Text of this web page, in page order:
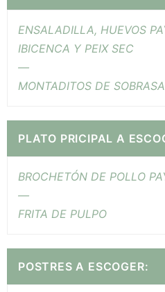
ENSALADILLA, HUEVOS
IBICENCA Y PEIX SEC
—
MONTADITOS DE
PLATO PRICIPAL A
BROCHETÓN DE POLLO
—
FRITA DE PULPO
POSTRES A ESCOGER: